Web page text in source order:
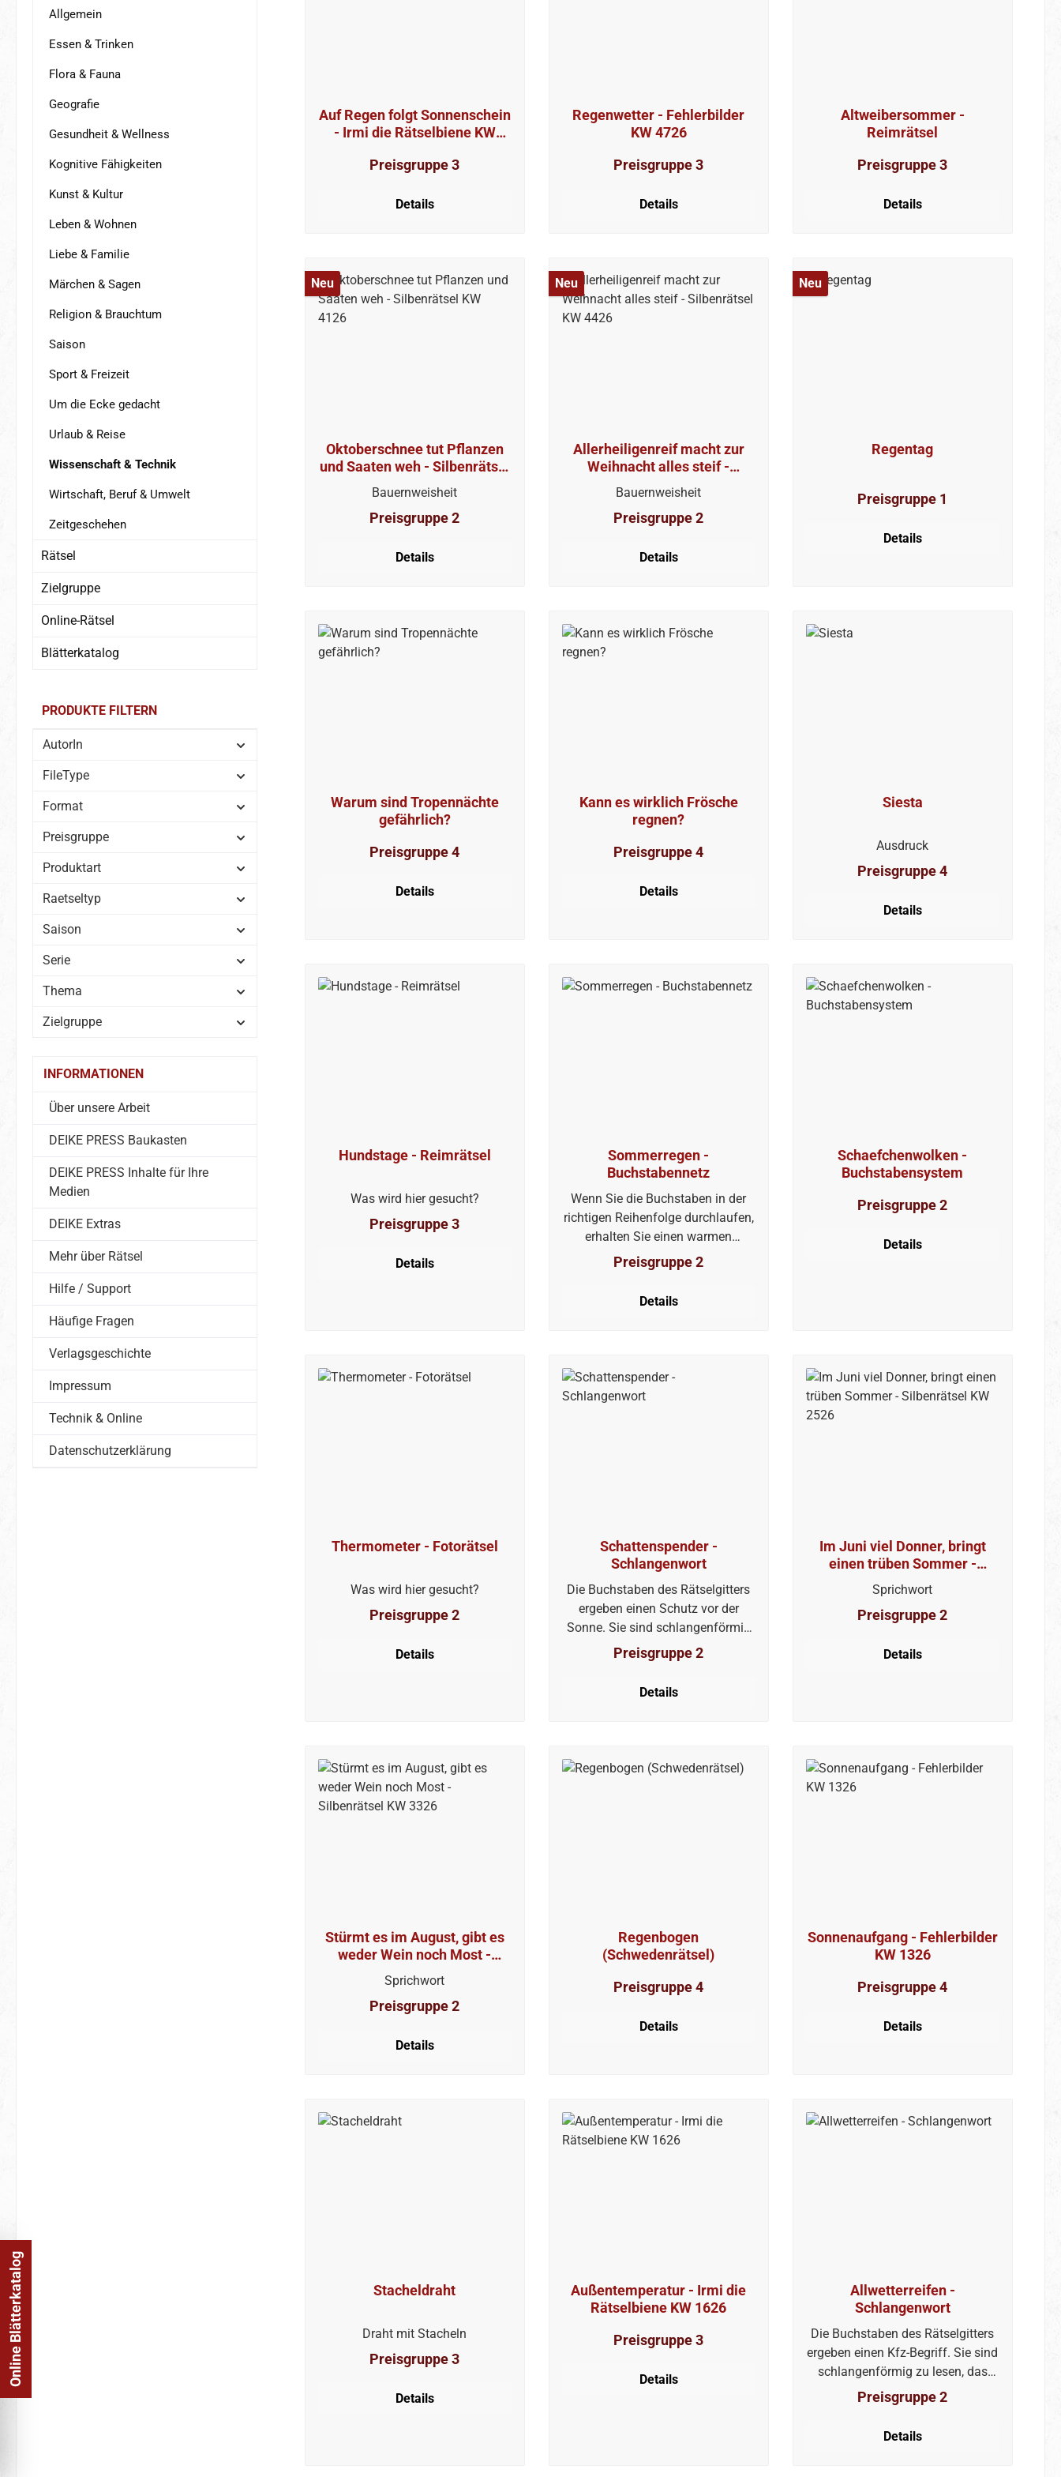
Allgemein
Essen & Trinken
Flora & Fauna
Geografie
Gesundheit & Wellness
Kognitive Fähigkeiten
Kunst & Kultur
Leben & Wohnen
Liebe & Familie
Märchen & Sagen
Religion & Brauchtum
Saison
Sport & Freizeit
Um die Ecke gedacht
Urlaub & Reise
Wissenschaft & Technik
Wirtschaft, Beruf & Umwelt
Zeitgeschehen
Rätsel
Zielgruppe
Online-Rätsel
Blätterkatalog
PRODUKTE FILTERN
AutorIn
FileType
Format
Preisgruppe
Produktart
Raetseltyp
Saison
Serie
Thema
Zielgruppe
INFORMATIONEN
Über unsere Arbeit
DEIKE PRESS Baukasten
DEIKE PRESS Inhalte für Ihre
Medien
DEIKE Extras
Mehr über Rätsel
Hilfe / Support
Häufige Fragen
Verlagsgeschichte
Impressum
Technik & Online
Datenschutzerklärung
Auf Regen folgt Sonnenschein
- Irmi die Rätselbiene KW
Preisgruppe 3
Details
Regenwetter - Fehlerbilder
KW 4726
Preisgruppe 3
Details
Altweibersommer -
Reimrätsel
Preisgruppe 3
Details
Neu
Oktoberschnee tut Pflanzen
und Saaten weh - Silbenrätsel
KW 4126
Bauernweisheit
Preisgruppe 2
Details
Neu
Allerheiligenreif macht zur
Weihnacht alles steif -
Silbenrätsel KW 4426
Bauernweisheit
Preisgruppe 2
Details
Neu
Regentag
Preisgruppe 1
Details
Warum sind Tropennächte
gefährlich?
Preisgruppe 4
Details
Kann es wirklich Frösche
regnen?
Preisgruppe 4
Details
Siesta
Ausdruck
Preisgruppe 4
Details
Hundstage - Reimrätsel
Was wird hier gesucht?
Preisgruppe 3
Details
Sommerregen -
Buchstabennetz
Wenn Sie die Buchstaben in der
richtigen Reihenfolge durchlaufen,
erhalten Sie einen warmen
Niederschlag.
Preisgruppe 2
Details
Schaefchenwolken -
Buchstabensystem
Preisgruppe 2
Details
Thermometer - Fotorätsel
Was wird hier gesucht?
Preisgruppe 2
Details
Schattenspender -
Schlangenwort
Die Buchstaben des Rätselgitters
ergeben einen Schutz vor der
Sonne. Sie sind schlangenförmig
zu lesen, das heißt, der nächste
Buchstabe kann waagrecht, aber
auch senkrecht folgen.
Preisgruppe 2
Details
Im Juni viel Donner, bringt
einen trüben Sommer -
Silbenrätsel KW 2526
Sprichwort
Preisgruppe 2
Details
Stürmt es im August, gibt es
weder Wein noch Most -
Silbenrätsel KW 3326
Sprichwort
Preisgruppe 2
Details
Regenbogen
(Schwedenrätsel)
Preisgruppe 4
Details
Sonnenaufgang - Fehlerbilder
KW 1326
Preisgruppe 4
Details
Stacheldraht
Draht mit Stacheln
Preisgruppe 3
Details
Außentemperatur - Irmi die
Rätselbiene KW 1626
Preisgruppe 3
Details
Allwetterreifen -
Schlangenwort
Die Buchstaben des Rätselgitters
ergeben einen Kfz-Begriff. Sie sind
schlangenförmig zu lesen, das
heißt, der nächste Buchstabe kann
waagrecht, aber auch senkrecht
folgen.
Preisgruppe 2
Details
Online Blätterkatalog